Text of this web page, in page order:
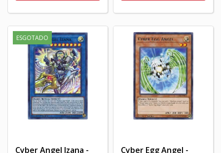
ESGOTADO
Cyber Angel Izana -
Cyber Egg Angel -